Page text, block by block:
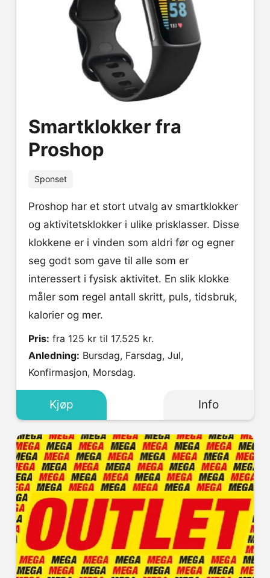
Smartklokker fra
Proshop
Sponset
Proshop har et stort utvalg av smartklokker
og aktivitetsklokker i ulike prisklasser. Disse
klokkene er i vinden som aldri før og egner
seg godt som gave til alle som er
interessert i fysisk aktivitet. En slik klokke
måler som regel antall skritt, puls, tidsbruk,
kalorier og mer.
Pris: fra 125 kr til 17.525 kr.
Anledning: Bursdag, Farsdag, Jul,
Konfirmasjon, Morsdag.
Info
Kjøp